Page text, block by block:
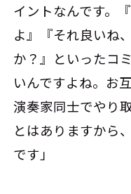
イントなんです。
よ』『それ良いね
か？』といったコ
いんですよね。お
演奏家同士でやり
とはありますから
です」